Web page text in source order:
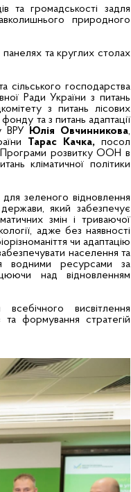
та громадськості задля
природного
та круглих столах
сільського господарства
Ради України з питань
з питань лісових
та з питань адаптації
ВРУ
Юлія Овчинникова,
Тарас Качка, посол
Програми розвитку ООН в
кліматичної політики
зеленого відновлення
який забезпечує
змін і триваючої
адже без наявності
чи адаптацію
населення та
водними ресурсами за
над відновленням
висвітлення
та формування стратегій